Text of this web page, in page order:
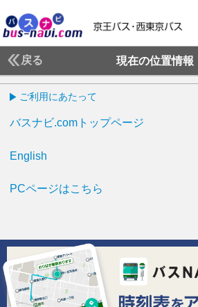
戻る 現在の位置情報
ご利用にあたって
バスナビ.comトップページ
English
PCページはこちら